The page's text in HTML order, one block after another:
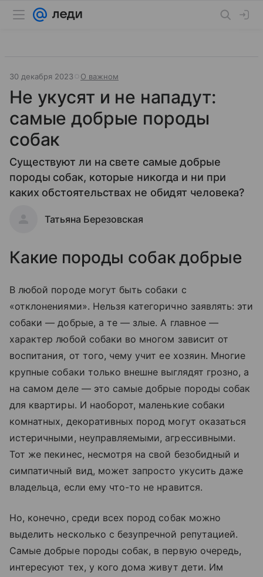
30 декабря 2023 О важном
Не укусят и не нападут:
самые добрые породы
собак
Существуют ли на свете самые добрые
породы собак, которые никогда и ни при
каких обстоятельствах не обидят человека?
Татьяна Березовская
Какие породы собак добрые
В любой породе могут быть собаки с
«отклонениями». Нельзя категорично заявлять: эти
собаки — добрые, а те — злые. А главное —
характер любой собаки во многом зависит от
воспитания, от того, чему учит ее хозяин. Многие
крупные собаки только внешне выглядят грозно, а
на самом деле — это самые добрые породы собак
для квартиры. И наоборот, маленькие собаки
комнатных, декоративных пород могут оказаться
истеричными, неуправляемыми, агрессивными.
Тот же пекинес, несмотря на свой безобидный и
симпатичный вид, может запросто укусить даже
владельца, если ему что-то не нравится.
Но, конечно, среди всех пород собак можно
выделить несколько с безупречной репутацией.
Самые добрые породы собак, в первую очередь,
интересуют тех, у кого дома живут дети. Им